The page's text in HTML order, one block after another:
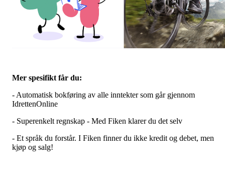
Mer spesifikt får du:
- Automatisk bokføring av alle inntekter som går gjennom
IdrettenOnline
- Superenkelt regnskap - Med Fiken klarer du det selv
- Et språk du forstår. I Fiken finner du ikke kredit og debet, men
kjøp og salg!